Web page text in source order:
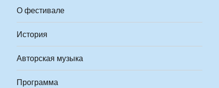
О фестивале
История
Авторская музыка
Программа